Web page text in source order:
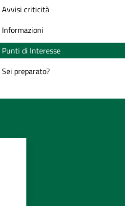
Avvisi criticità
Informazioni
Punti di Interesse
Sei preparato?